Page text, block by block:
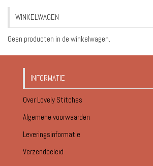
€18.95
WINKELWAGEN
Geen producten in de winkelwagen.
INFORMATIE
Over Lovely Stitches
Algemene voorwaarden
Leveringsinformatie
Verzendbeleid